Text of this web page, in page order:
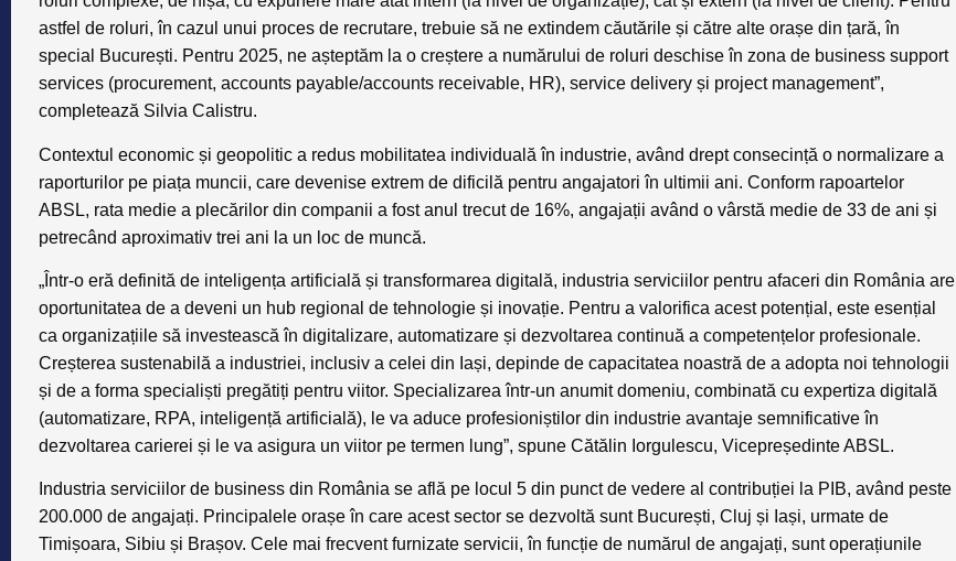
astfel de roluri, în cazul unui proces de recrutare, trebuie să ne extindem căutările și către alte orașe din țară, în
special București. Pentru 2025, ne așteptăm la o creștere a numărului de roluri deschise în zona de business support
services (procurement, accounts payable/accounts receivable, HR), service delivery și project management”,
completează Silvia Calistru.
Contextul economic și geopolitic a redus mobilitatea individuală în industrie, având drept consecință o normalizare a
raporturilor pe piața muncii, care devenise extrem de dificilă pentru angajatori în ultimii ani. Conform rapoartelor
ABSL, rata medie a plecărilor din companii a fost anul trecut de 16%, angajații având o vârstă medie de 33 de ani și
petrecând aproximativ trei ani la un loc de muncă.
„Într-o eră definită de inteligența artificială și transformarea digitală, industria serviciilor pentru afaceri din România are
oportunitatea de a deveni un hub regional de tehnologie și inovație. Pentru a valorifica acest potențial, este esențial
ca organizațiile să investească în digitalizare, automatizare și dezvoltarea continuă a competențelor profesionale.
Creșterea sustenabilă a industriei, inclusiv a celei din Iași, depinde de capacitatea noastră de a adopta noi tehnologii
și de a forma specialiști pregătiți pentru viitor. Specializarea într-un anumit domeniu, combinată cu expertiza digitală
(automatizare, RPA, inteligență artificială), le va aduce profesioniștilor din industrie avantaje semnificative în
dezvoltarea carierei și le va asigura un viitor pe termen lung”, spune Cătălin Iorgulescu, Vicepreședinte ABSL.
Industria serviciilor de business din România se află pe locul 5 din punct de vedere al contribuției la PIB, având peste
200.000 de angajați. Principalele orașe în care acest sector se dezvoltă sunt București, Cluj și Iași, urmate de
Timișoara, Sibiu și Brașov. Cele mai frecvent furnizate servicii, în funcție de numărul de angajați, sunt operațiunile